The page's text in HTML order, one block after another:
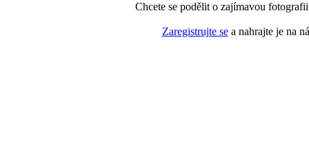
Chcete se podělit o zajímavou
Zaregistrujte sea nahrajte je na